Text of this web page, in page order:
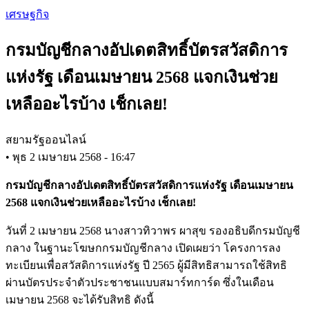
Skip
content
เศรษฐกิจ
กรมบัญชีกลางอัปเดตสิทธิ์บัตรสวัสดิการ
แห่งรัฐ เดือนเมษายน 2568 แจกเงินช่วย
เหลืออะไรบ้าง เช็กเลย!
สยามรัฐออนไลน์
• พุธ 2 เมษายน 2568 - 16:47
กรมบัญชีกลางอัปเดตสิทธิ์บัตรสวัสดิการแห่งรัฐ เดือนเมษายน
2568 แจกเงินช่วยเหลืออะไรบ้าง เช็กเลย!
วันที่ 2 เมษายน 2568 นางสาวทิวาพร ผาสุข รองอธิบดีกรมบัญชี
กลาง ในฐานะโฆษกกรมบัญชีกลาง เปิดเผยว่า โครงการลง
ทะเบียนเพื่อสวัสดิการแห่งรัฐ ปี 2565 ผู้มีสิทธิสามารถใช้สิทธิ
ผ่านบัตรประจำตัวประชาชนแบบสมาร์ทการ์ด ซึ่งในเดือน
เมษายน 2568 จะได้รับสิทธิ ดังนี้